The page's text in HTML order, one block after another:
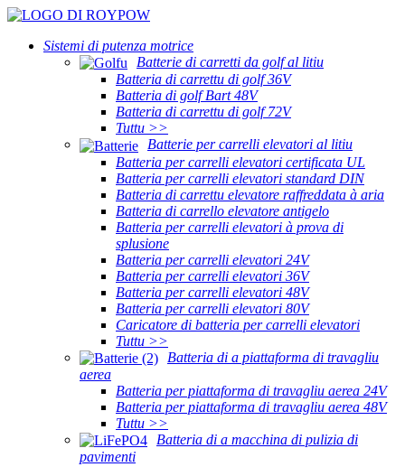
Sistemi di putenza motrice
Batterie di carretti da golf al litiu
Batteria di carrettu di golf 36V
Batteria di golf Bart 48V
Batteria di carrettu di golf 72V
Tuttu >>
Batterie per carrelli elevatori al litiu
Batteria per carrelli elevatori certificata UL
Batteria per carrelli elevatori standard DIN
Batteria di carrettu elevatore raffreddata à aria
Batteria di carrello elevatore antigelo
Batteria per carrelli elevatori à prova di
splusione
Batteria per carrelli elevatori 24V
Batteria per carrelli elevatori 36V
Batteria per carrelli elevatori 48V
Batteria per carrelli elevatori 80V
Caricatore di batteria per carrelli elevatori
Tuttu >>
Batteria di a piattaforma di travagliu
aerea
Batteria per piattaforma di travagliu aerea 24V
Batteria per piattaforma di travagliu aerea 48V
Tuttu >>
Batteria di a macchina di pulizia di
pavimenti